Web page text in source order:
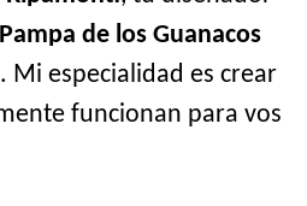
Pampa de los Guanacos
. Mi especialidad es crear
funcionan para vos